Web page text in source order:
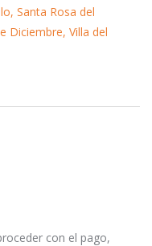
Santa Rosa del
Diciembre, Villa del
con el pago,